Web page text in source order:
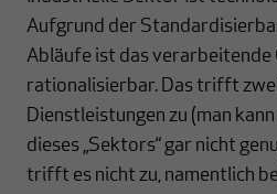
Aufgrund der
Abläufe ist das
rationalisierbar. Das trifft
Dienstleistungen zu (man
dieses „Sektors“ gar nicht
trifft es nicht zu, namentlich